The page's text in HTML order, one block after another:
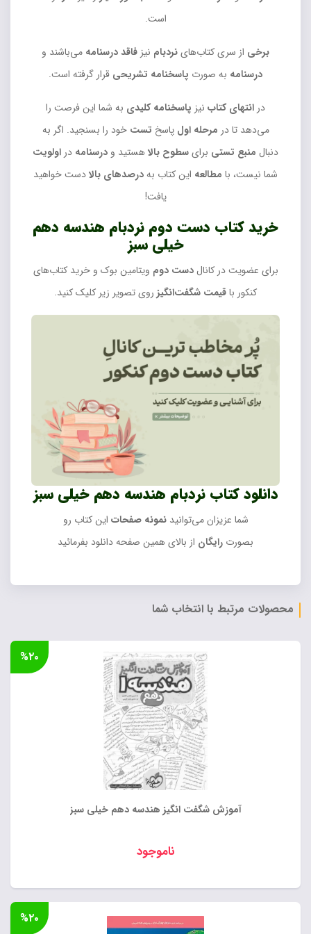
است.
برخی از سری کتاب‌هاینردبام نیز فاقددرسنامه می‎‌باشند و
درسنامه به صورت پاسخنامه تشریحی قرار گرفته است.
در انتهای کتاب نیز پاسخنامه کلیدی به شما این فرصت را
می‌دهد تا در مرحله اول پاسخ تست خود را بسنجید. اگر به
دنبال منبع تستی برایسطوح بالاهستید و درسنامه در اولویت
شما نیست، با مطالعه این‌ کتاب بهدرصدهای بالادست خواهید
یافت!
خرید کتاب دست دوم نردبام هندسه دهم
خیلی سبز
برای عضویت در کانالدست دوم ویتامین بوک و خرید کتاب‌های
کنکور باقیمت شگفت‌انگیز روی تصویر زیر کلیک کنید.
دانلود کتاب نردبام هندسه دهم خیلی سبز
شما عزیزان می‌توانیدنمونه صفحات این کتاب رو
بصورت رایگان از بالای همین صفحه دانلود بفرمائید
محصولات مرتبط با انتخاب شما
آموزش شگفت انگیز هندسه دهم خیلی سبز
ناموجود
%۲۰
%۲۰